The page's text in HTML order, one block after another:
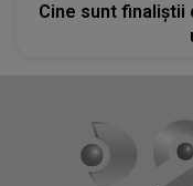
Cine sunt finaliştii